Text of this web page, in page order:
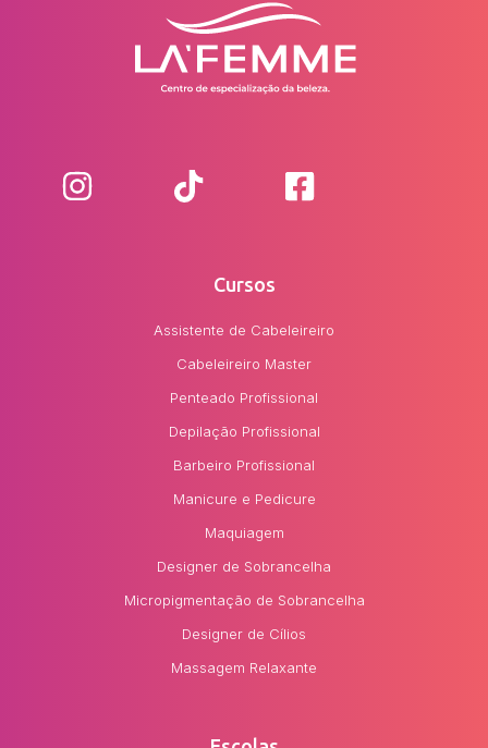
Cursos
Assistente de Cabeleireiro
Cabeleireiro Master
Penteado Profissional
Depilação Profissional
Barbeiro Profissional
Manicure e Pedicure
Maquiagem
Designer de Sobrancelha
Micropigmentação de Sobrancelha
Designer de Cílios
Massagem Relaxante